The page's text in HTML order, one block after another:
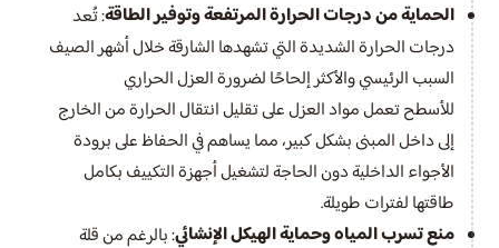
الحماية من درجات الحرارة المرتفعة وتوفير الطاقة: تُعد
درجات الحرارة الشديدة التي تشهدها الشارقة خلال أشهر الصيف
السبب الرئيسي والأكثر إلحاحًا لضرورة العزل الحراري
للأسطح تعمل مواد العزل على تقليل انتقال الحرارة من الخارج
إلى داخل المبنى بشكل كبير، مما يساهم في الحفاظ على برودة
الأجواء الداخلية دون الحاجة لتشغيل أجهزة التكييف بكامل
طاقتها لفترات طويلة.
منع تسرب المياه وحماية الهيكل الإنشائي: بالرغم من قلة